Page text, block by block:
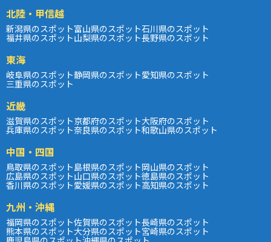
北陸・甲信越
新潟県のスポット富山県のスポット石川県のスポット
福井県のスポット山梨県のスポット長野県のスポット
東海
岐阜県のスポット静岡県のスポット愛知県のスポット
三重県のスポット
近畿
滋賀県のスポット京都府のスポット大阪府のスポット
兵庫県のスポット奈良県のスポット和歌山県のスポット
中国・四国
鳥取県のスポット島根県のスポット岡山県のスポット
広島県のスポット山口県のスポット徳島県のスポット
香川県のスポット愛媛県のスポット高知県のスポット
九州・沖縄
福岡県のスポット佐賀県のスポット長崎県のスポット
熊本県のスポット大分県のスポット宮崎県のスポット